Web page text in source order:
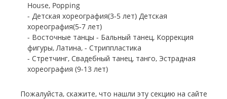
House, Popping
- Детская хореография(3-5 лет) Детская
хореография(5-7 лет)
- Восточные танцы - Бальный танец, Коррекция
фигуры, Латина, - Стриппластика
- Стретчинг, Свадебный танец, танго, Эстрадная
хореография (9-13 лет)
Пожалуйста, скажите, что нашли эту секцию на сайте